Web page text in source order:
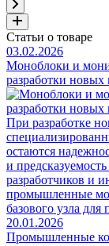
Статьи о товаре
03.02.2026
Моноблоки и
разработки новых
При разработке
остаются
и
разработчиков и
промышленные
базового узла
20.01.2026
Промышленные